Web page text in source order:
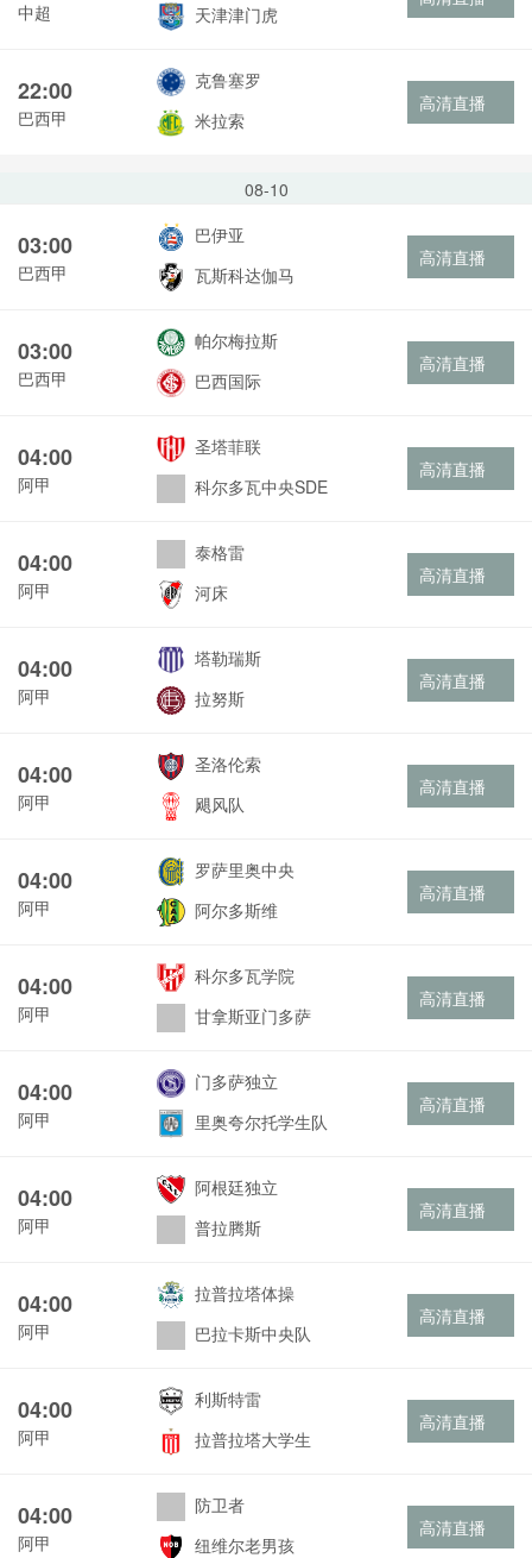
中超 天津津门虎
22:00
巴西甲
克鲁塞罗
米拉索
高清直播
08-10
03:00
巴西甲
巴伊亚
瓦斯科达伽马
高清直播
03:00
巴西甲
帕尔梅拉斯
巴西国际
高清直播
04:00
阿甲
圣塔菲联
科尔多瓦中央SDE
高清直播
04:00
阿甲
泰格雷
河床
高清直播
04:00
阿甲
塔勒瑞斯
拉努斯
高清直播
04:00
阿甲
圣洛伦索
飓风队
高清直播
04:00
阿甲
罗萨里奥中央
阿尔多斯维
高清直播
04:00
阿甲
科尔多瓦学院
甘拿斯亚门多萨
高清直播
04:00
阿甲
门多萨独立
里奥夸尔托学生队
高清直播
04:00
阿甲
阿根廷独立
普拉腾斯
高清直播
04:00
阿甲
拉普拉塔体操
巴拉卡斯中央队
高清直播
04:00
阿甲
利斯特雷
拉普拉塔大学生
高清直播
04:00
阿甲
防卫者
纽维尔老男孩
高清直播